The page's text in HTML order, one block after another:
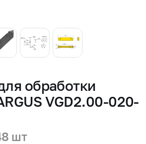
обработки
VGD2.00-020-
шт